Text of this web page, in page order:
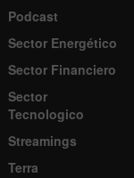
Podcast
Sector Energético
Sector Financiero
Sector
Tecnologico
Streamings
Terra